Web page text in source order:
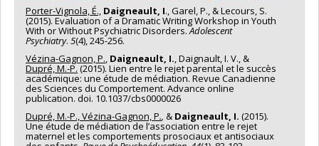
Porter-Vignola, É., Daigneault, I., Garel, P., & Lecours, S.
(2015). Evaluation of a Dramatic Writing Workshop in Youth
With or Without Psychiatric Disorders.Adolescent
Psychiatry. 5(4), 245-256.
Vézina-Gagnon, P. Daigneault, I. , Daignault, I. V., &
Dupré, M.-P. (2015). Lien entre le rejet parental et le succès
académique: une étude de médiation. Revue Canadienne
des Sciences du Comportement. Advance online
publication. doi. 10.1037/cbs0000026
Dupré, M.-P., Vézina-Gagnon, P. & Daigneault, I. (2015).
Une étude de médiation de l’association entre le rejet
maternel et les comportements prosociaux et antisociaux